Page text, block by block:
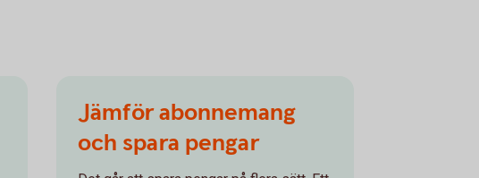
Jämför abonne­mang
och spara pengar